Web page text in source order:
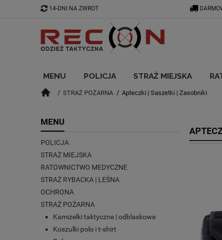
MENU POLICJA STRAŻ MIEJSKA
BLOGSTRAŻ POŻARNA Apteczki | Saszetki | Zasobniki
14-DNI NA ZWROT
MENU
POLICJA
STRAŻ MIEJSKA
RATOWNICTWO MEDYCZNE
STRAŻ RYBACKA | LEŚNA
OCHRONA
STRAŻ POŻARNA
Kamizelki taktyczne | odblaskowe
Koszulki polo i t-shirt